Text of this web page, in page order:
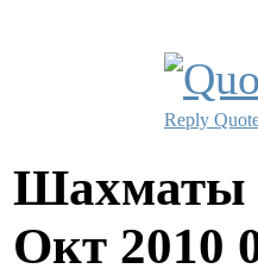
Reply
Шахматы
Окт 2010